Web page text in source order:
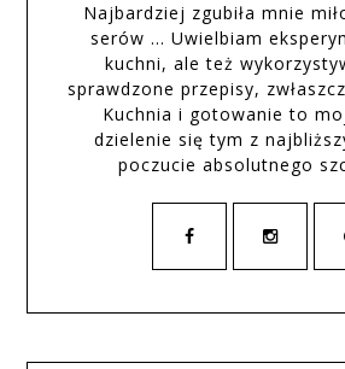
Najbardziej zgubiła mnie
serów … Uwielbiam
kuchni, ale też
sprawdzone przepisy,
Kuchnia i gotowanie to
dzielenie się tym z
poczucie absolutnego